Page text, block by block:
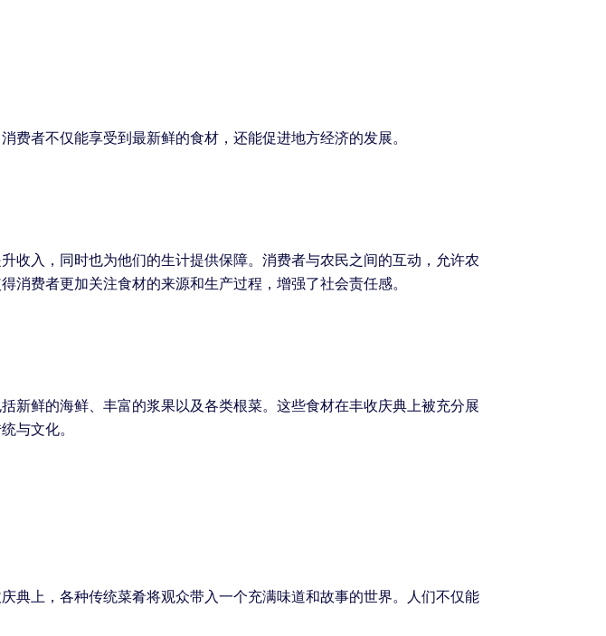
者不仅能享受到最新鲜的食材，还能促进地方经济的发展。
收入，同时也为他们的生计提供保障。消费者与农民之间的互动，允许农
费者更加关注食材的来源和生产过程，增强了社会责任感。
新鲜的海鲜、丰富的浆果以及各类根菜。这些食材在丰收庆典上被充分展
与文化。
典上，各种传统菜肴将观众带入一个充满味道和故事的世界。人们不仅能